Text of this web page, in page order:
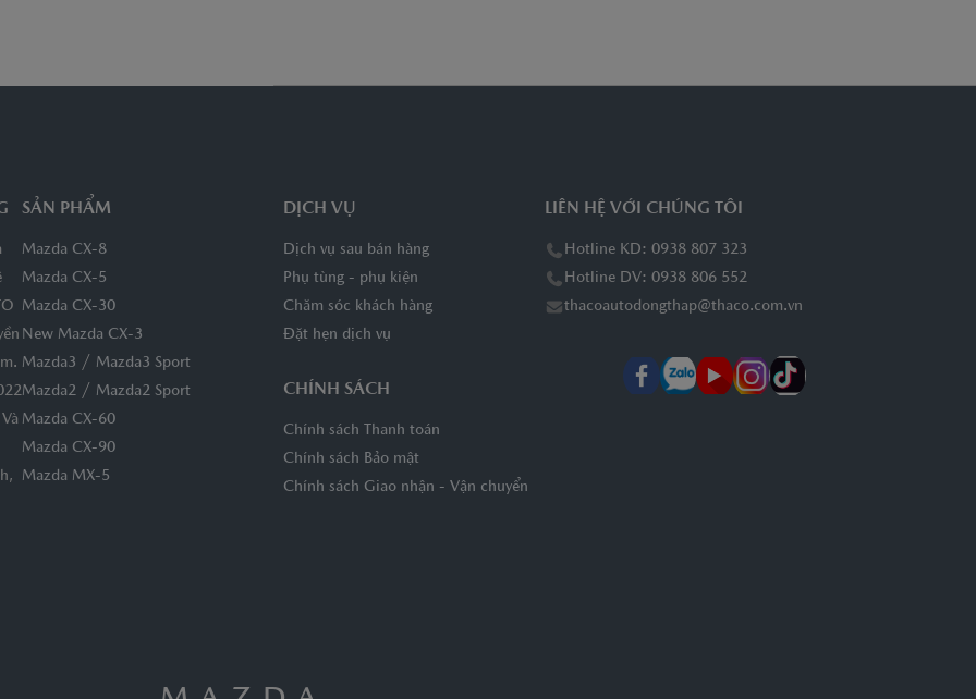
SẢN PHẨM
Mazda CX-8
Mazda CX-5
Mazda CX-30
New Mazda CX-3
Mazda3 / Mazda3 Sport
Mazda2 / Mazda2 Sport
Mazda CX-60
Mazda CX-90
Mazda MX-5
DỊCH VỤ
Dịch vụ sau bán hàng
Phụ tùng - phụ kiện
Chăm sóc khách hàng
Đặt hẹn dịch vụ
CHÍNH SÁCH
Chính sách Thanh toán
Chính sách Bảo mật
Chính sách Giao nhận - Vận chuyển
LIÊN HỆ VỚI CHÚNG TÔI
Hotline KD: 0938 807 323
Hotline DV: 0938 806 552
thacoautodongthap@thaco.com.vn